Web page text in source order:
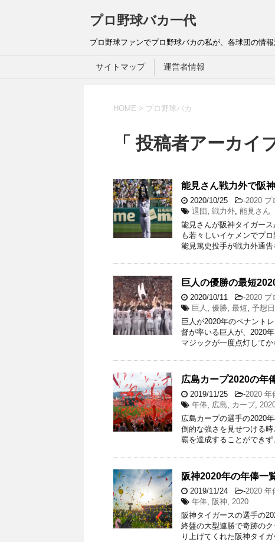
プロ野球バカ一代
プロ野球ファンでプロ野球バカの私が、各球団の情報
サイトマップ 運営者情報
HOME > プロ野球バカ
「 投稿者アーカイ
能見さん戦力外で阪
2020/10/25 -2020 プ
退団 , 戦力外, 能見さん
能見さんが阪神タイガー
も若々しいイケメンでプ
能見篤史投手が戦力外通
巨人の優勝の最短
2020/10/11 -2020 プ
巨人 , 優勝, 最短, 予想日
巨人が2020年のペナント
督が率いる巨人が、2020
マジックが一度点灯して
広島カープ2020の年
2019/11/25 -2020 年
年俸, 広島, カープ,
広島カープの選手の2020
倒的な強さを見せつける
覇を達成することができ
阪神2020年の年俸一
2019/11/24 -2020 年
年俸, 阪神, 2020
阪神タイガースの選手の
終盤の大型連勝で奇跡の
り上げてくれた阪神タイ